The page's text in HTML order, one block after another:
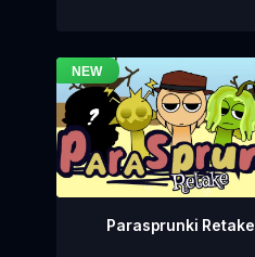
Parasprunki Retake